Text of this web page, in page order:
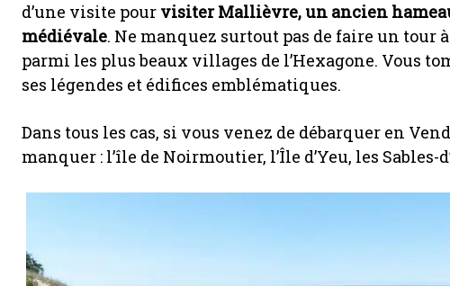
d’une visite pour visiter Mallièvre, un ancien
médiévale. Ne manquez surtout pas de faire un tour
parmi les plus beaux villages de l’Hexagone. Vous
ses légendes et édifices emblématiques.
Dans tous les cas, si vous venez de débarquer en
manquer : l’île de Noirmoutier, l’Île d’Yeu, les Sables-